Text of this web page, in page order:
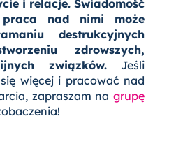
i relacje. Świadomość
nad nimi może
destrukcyjnych
zdrowszych,
związków. Jeśli
więcej i pracować nad
zapraszam na grupę